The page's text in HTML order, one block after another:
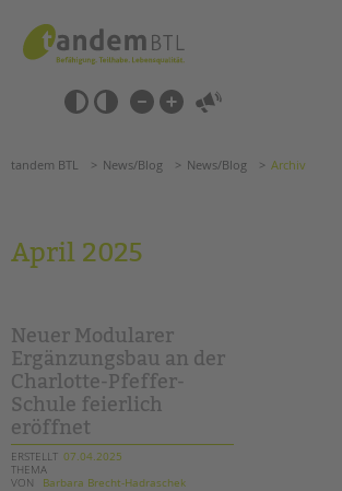
springen
Barrierefrei-
Einstellungen
überspringen
überspringen
Grundschulen
Förderzentren
Kollegs
EFöB
Schulbezogene Sozialarbeit
Tagesgruppen
HILFEN ZUR ERZIEHUNG
Suchen
tandem BTL News/Blog News/Blog Archiv
April 2025
Neuer Modularer
Ergänzungsbau an der
Charlotte-Pfeffer-
Schule feierlich
eröffnet
ERSTELLT 07.04.2025
THEMA
VON
Barbara Brecht-Hadraschek